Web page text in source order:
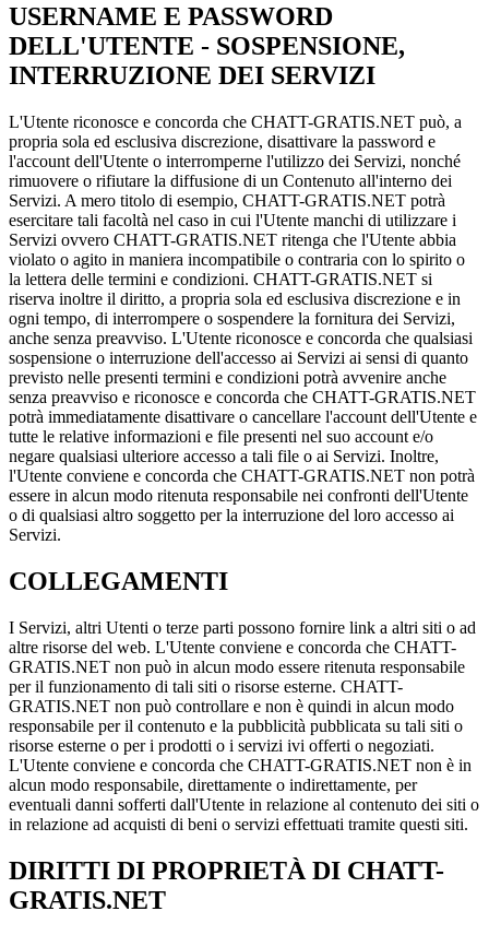
USERNAME E PASSWORD
DELL'UTENTE - SOSPENSIONE,
INTERRUZIONE DEI SERVIZI
L'Utente riconosce e concorda che CHATT-GRATIS.NET può, a
propria sola ed esclusiva discrezione, disattivare la password e
l'account dell'Utente o interromperne l'utilizzo dei Servizi, nonché
rimuovere o rifiutare la diffusione di un Contenuto all'interno dei
Servizi. A mero titolo di esempio, CHATT-GRATIS.NET potrà
esercitare tali facoltà nel caso in cui l'Utente manchi di utilizzare i
Servizi ovvero CHATT-GRATIS.NET ritenga che l'Utente abbia
violato o agito in maniera incompatibile o contraria con lo spirito o
la lettera delle termini e condizioni. CHATT-GRATIS.NET si
riserva inoltre il diritto, a propria sola ed esclusiva discrezione e in
ogni tempo, di interrompere o sospendere la fornitura dei Servizi,
anche senza preavviso. L'Utente riconosce e concorda che qualsiasi
sospensione o interruzione dell'accesso ai Servizi ai sensi di quanto
previsto nelle presenti termini e condizioni potrà avvenire anche
senza preavviso e riconosce e concorda che CHATT-GRATIS.NET
potrà immediatamente disattivare o cancellare l'account dell'Utente e
tutte le relative informazioni e file presenti nel suo account e/o
negare qualsiasi ulteriore accesso a tali file o ai Servizi. Inoltre,
l'Utente conviene e concorda che CHATT-GRATIS.NET non potrà
essere in alcun modo ritenuta responsabile nei confronti dell'Utente
o di qualsiasi altro soggetto per la interruzione del loro accesso ai
Servizi.
COLLEGAMENTI
I Servizi, altri Utenti o terze parti possono fornire link a altri siti o ad
altre risorse del web. L'Utente conviene e concorda che CHATT-
GRATIS.NET non può in alcun modo essere ritenuta responsabile
per il funzionamento di tali siti o risorse esterne. CHATT-
GRATIS.NET non può controllare e non è quindi in alcun modo
responsabile per il contenuto e la pubblicità pubblicata su tali siti o
risorse esterne o per i prodotti o i servizi ivi offerti o negoziati.
L'Utente conviene e concorda che CHATT-GRATIS.NET non è in
alcun modo responsabile, direttamente o indirettamente, per
eventuali danni sofferti dall'Utente in relazione al contenuto dei siti o
in relazione ad acquisti di beni o servizi effettuati tramite questi siti.
DIRITTI DI PROPRIETÀ DI CHATT-
GRATIS.NET